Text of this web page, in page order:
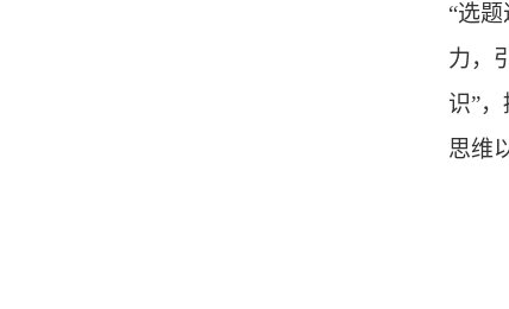
“选
力，
识”
思维